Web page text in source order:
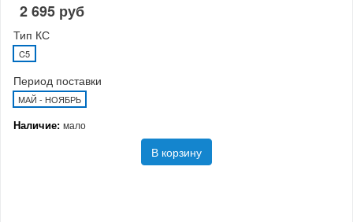
2 695 руб
Тип КС
C5
Период поставки
МАЙ - НОЯБРЬ
Наличие: мало
В корзину